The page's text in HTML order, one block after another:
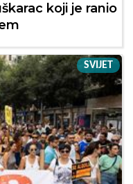
koji je ranio
SVIJET